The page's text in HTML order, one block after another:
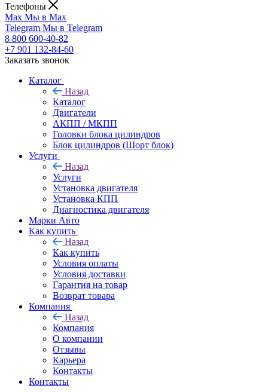
Телефоны
Max Мы в Max
Telegram Мы в Telegram
8 800 600-40-82
+7 901 132-84-60
Заказать звонок
Каталог
Назад
Каталог
Двигатели
АКПП / МКПП
Головки блока цилиндров
Блок цилиндров (Шорт блок)
Услуги
Назад
Услуги
Установка двигателя
Установка КПП
Диагностика двигателя
Марки Авто
Как купить
Назад
Как купить
Условия оплаты
Условия доставки
Гарантия на товар
Возврат товара
Компания
Назад
Компания
О компании
Отзывы
Карьера
Контакты
Контакты